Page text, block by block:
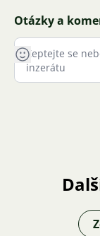
Otázky a